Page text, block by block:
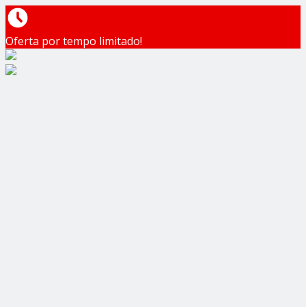
Oferta por tempo limitado!